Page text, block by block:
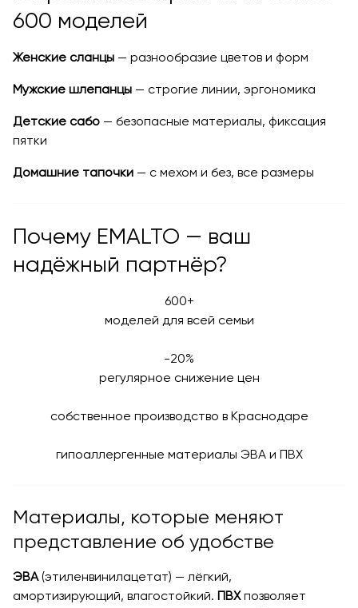
600 моделей
Женские сланцы — разнообразие цветов и форм
Мужские шлепанцы — строгие линии, эргономика
Детские сабо — безопасные материалы, фиксация
пятки
Домашние тапочки — с мехом и без, все размеры
Почему EMALTO — ваш
надёжный партнёр?
600+
моделей для всей семьи
-20%
регулярное снижение цен
собственное производство в Краснодаре
гипоаллергенные материалы ЭВА и ПВХ
Материалы, которые меняют
представление об удобстве
ЭВА(этиленвинилацетат) — лёгкий,
амортизирующий, влагостойкий.
ПВХпозволяет